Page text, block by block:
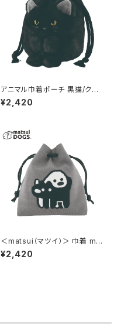
アニマル巾着ポーチ 黒猫/クロ
ネコ GPO0408-A
¥2,420
＜matsui（マツイ）＞ 巾着 mat
sui DOGS LMA-P006-GY
（グレー）
¥2,420